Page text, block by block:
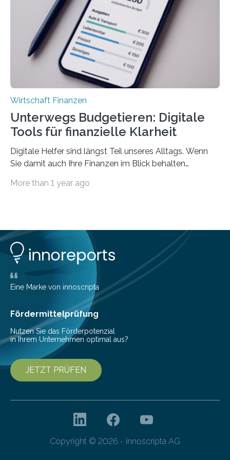
können. Allerdings erhält mit 44 Prozent noch nicht
einmal die Hälfte aller Beschäftigten in der
Privatwirtschaft Urlaubsgeld. Zu diesem…
Wirtschaft Finanzen
Unterwegs Budgetieren: Digitale
Tools für finanzielle Klarheit
Digitale Helfer sind längst Teil unseres Alltags. Wenn
Sie damit auch Ihre Finanzen im Blick behalten
die genau das ermöglichen: Sie helfen Ihnen, Ausgaben
Lösungen interessieren. 1. Multibanking-Tools: Alle
Konten auf einen Blick Viele Banken bieten bereits in
ihrem Online-Banking eine Multibanking-Funktion an,
mit der sich Konten bei anderen Banken…
More than 1 year ago
Eine Marke von innoscripta
Fördermittelprüfung
Nutzen Sie das Förderpotenzial
in Ihrem Unternehmen optimal aus?
JETZT PRÜFEN
Copyright © 2026 - innoscripta AG